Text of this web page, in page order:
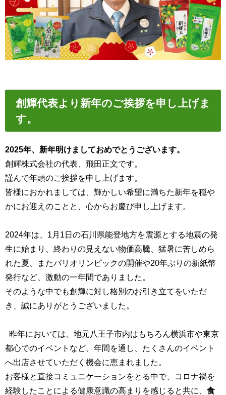
創輝代表より新年のご挨拶を申し上げま
す。
2025年、新年明けましておめでとうございます。
創輝株式会社の代表、飛田正文です。
謹んで年頭のご挨拶を申し上げます。
皆様におかれましては、輝かしい希望に満ちた新年を穏や
かにお迎えのことと、心からお慶び申し上げます。
2024年は、1月1日の石川県能登地方を震源とする地震の発
生に始まり、 終わりの見えない物価高騰、猛暑に苦しめら
れた夏、またパリオリンピックの開催や20年ぶりの新紙幣
発行など、激動の一年間でありました。
そのような中でも創輝に対し格別のお引き立てをいただ
き、誠にありがとうございました。
昨年においては、地元八王子市内はもちろん横浜市や東京
都心でのイベントなど、年間を通し、たくさんのイベント
へ出店させていただく機会に恵まれました。
お客様と直接コミュニケーションをとる中で、コロナ禍を
経験したことによる健康意識の高まりを感じると共に、 食